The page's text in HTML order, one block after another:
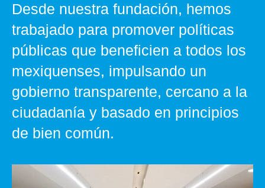
Desde nuestra fundación, hemos
trabajado para promover políticas
públicas que beneficien a todos los
mexiquenses, impulsando un
gobierno transparente, cercano a la
ciudadanía y basado en principios
de bien común.